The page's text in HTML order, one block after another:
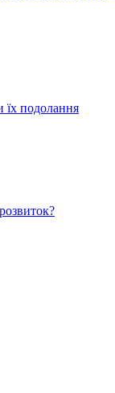
їх подолання